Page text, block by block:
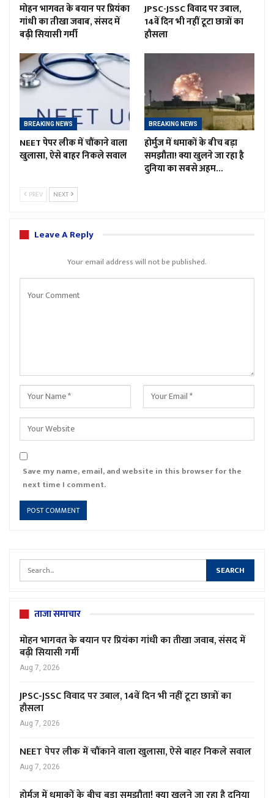
मोहन भागवत के बयान पर प्रियंका
गांधी का तीखा जवाब, संसद में
बढ़ी सियासी गर्मी
JPSC-JSSC विवाद पर उबाल,
14वें दिन भी नहीं टूटा छात्रों का
हौसला
BREAKING NEWS
NEET पेपर लीक में चौंकाने वाला
खुलासा, ऐसे बाहर निकले सवाल
BREAKING NEWS
होर्मुज में धमाकों के बीच बड़ा
समझौता! क्या खुलने जा रहा है
दुनिया का सबसे अहम…
PREV NEXT
Leave A Reply
Your email address will not be published.
Save my name, email, and website in this browser for the
next time I comment.
ताजा समाचार
मोहन भागवत के बयान पर प्रियंका गांधी का तीखा जवाब, संसद में
बढ़ी सियासी गर्मी
Aug 7, 2026
JPSC-JSSC विवाद पर उबाल, 14वें दिन भी नहीं टूटा छात्रों का
हौसला
Aug 7, 2026
NEET पेपर लीक में चौंकाने वाला खुलासा, ऐसे बाहर निकले सवाल
Aug 7, 2026